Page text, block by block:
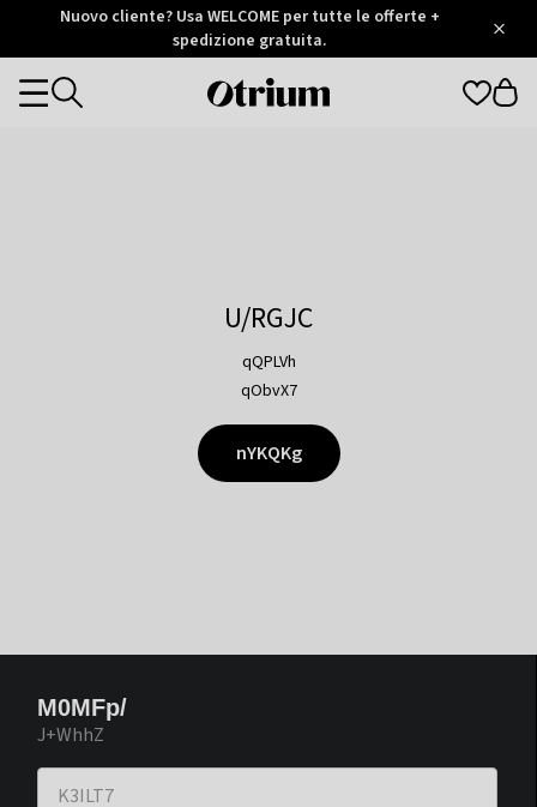
Otrium
Trustpilot
Nuovo cliente? Usa WELCOME per tutte le offerte +
spedizione gratuita.
Otrium
Categories
U/RGJC
qQPLVh
qObvX7
nYKQKg
M0MFp/
J+WhhZ